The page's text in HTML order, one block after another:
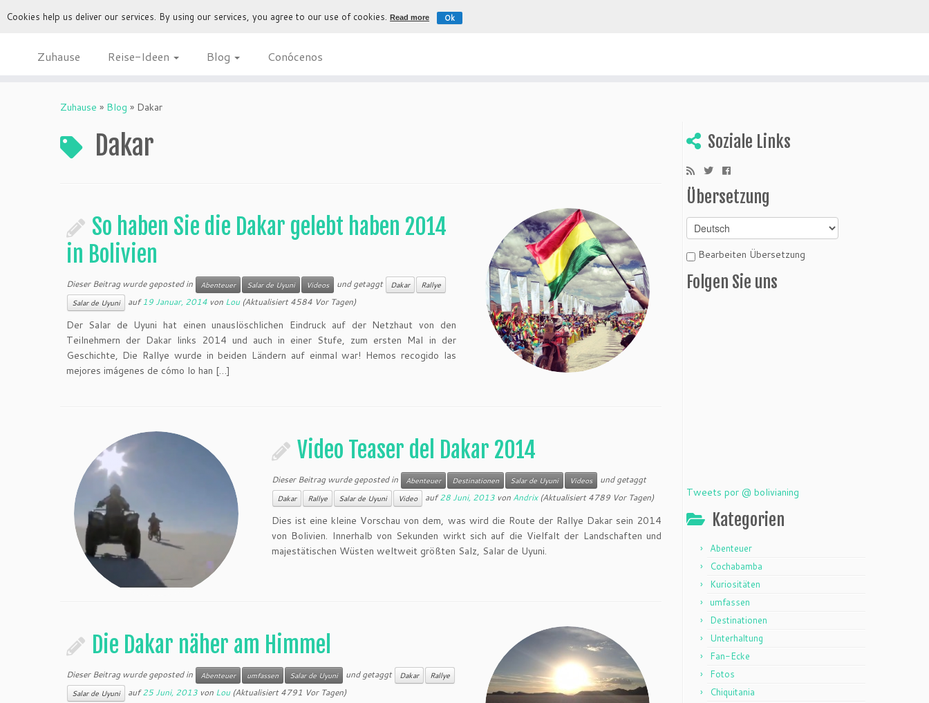
Die authentische Erfahrung nach Bolivien entdecken
Zuhause Reise-Ideen Blog Conócenos
Zuhause » Blog » Dakar
Dakar
So haben Sie die Dakar gelebt haben 2014
in Bolivien
Dieser Beitrag wurde geposted in Abenteuer Salar de Uyuni Videos und getaggt Dakar
Rallye
Salar de Uyuni
auf19 Januar, 2014 von Lou(Aktualisiert 4584 Vor Tagen)
Der Salar de Uyuni hat einen unauslöschlichen Eindruck auf der Netzhaut von den
Teilnehmern der Dakar links 2014 und auch in einer Stufe, zum ersten Mal in der
Geschichte, Die Rallye wurde in beiden Ländern auf einmal war! Hemos recogido las
mejores imágenes de cómo lo han […]
Video Teaser del Dakar 2014
Dieser Beitrag wurde geposted in Abenteuer Destinationen Salar de Uyuni Videos und getaggt
Dakar Rallye Salar de Uyuni Video auf28 Juni, 2013 von Andrix(Aktualisiert 4789 Vor Tagen)
Dies ist eine kleine Vorschau von dem, was wird die Route der Rallye Dakar sein 2014
von Bolivien. Innerhalb von Sekunden wirkt sich auf die Vielfalt der Landschaften und
majestätischen Wüsten weltweit größten Salz, Salar de Uyuni.
Die Dakar näher am Himmel
Dieser Beitrag wurde geposted in Abenteuer umfassen Salar de Uyuni und getaggt Dakar
Rallye
Salar de Uyuni
auf25 Juni, 2013 von Lou(Aktualisiert 4791 Vor Tagen)
Soziale Links
Übersetzung
Bearbeiten Übersetzung
Folgen Sie uns
Tweets por @ bolivianing
Kategorien
Abenteuer
Cochabamba
Kuriositäten
umfassen
Destinationen
Unterhaltung
Fan-Ecke
Fotos
Chiquitania
Cookies help us deliver our services. By using our services, you agree to our use of cookies.Read more Ok